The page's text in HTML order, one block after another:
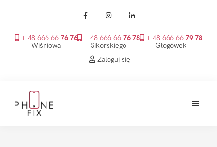
+ 48 666 66 76 76
Wiśniowa
+ 48 666 66 76 78
Sikorskiego
+ 48 666 66 79 78
Głogówek
Zaloguj się
głównego